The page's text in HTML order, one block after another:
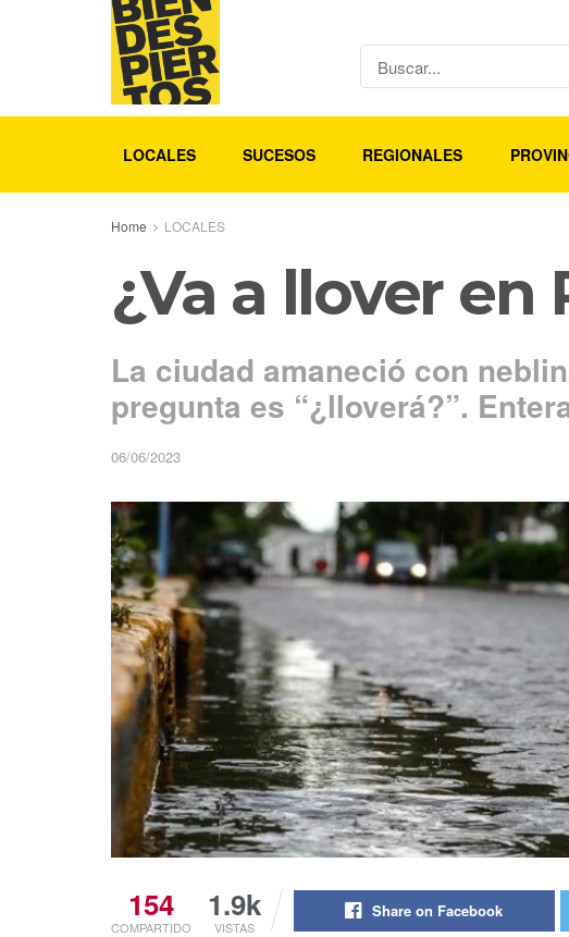
LOCALES SUCESOS REGIONALES
Home LOCALES
¿Va a llover en
La ciudad amaneció con
pregunta es “¿lloverá?”.
06/06/2023
154
COMPARTIDO
1.9k
VISTAS
Share on Facebook